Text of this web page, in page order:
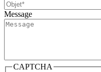
Message
CAPTCHA